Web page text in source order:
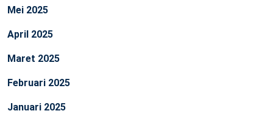
Mei 2025
April 2025
Maret 2025
Februari 2025
Januari 2025